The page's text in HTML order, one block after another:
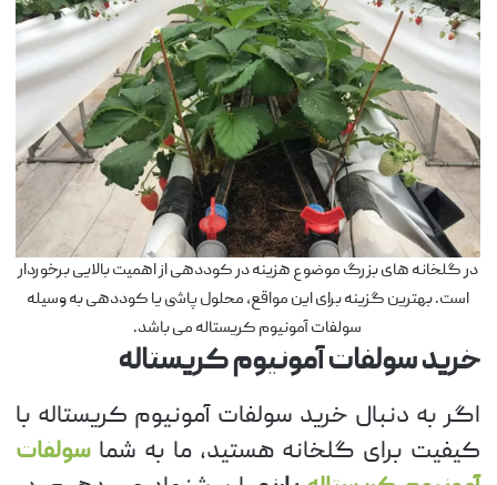
در گلخانه های بزرگ موضوع هزینه در کوددهی از اهمیت بالایی برخوردار
است. بهترین گزینه برای این مواقع، محلول پاشی یا کوددهی به وسیله
سولفات آمونیوم کریستاله می باشد.
خرید سولفات آمونیوم کریستاله
اگر به دنبال خرید سولفات آمونیوم کریستاله با
کیفیت برای گلخانه هستید، ما به شماسولفات